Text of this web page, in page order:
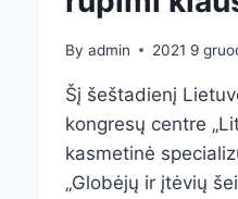
By admin 2021 9
Šį šeštadienį
kongresų centre
kasmetinė
„Globėjų ir įtėvių